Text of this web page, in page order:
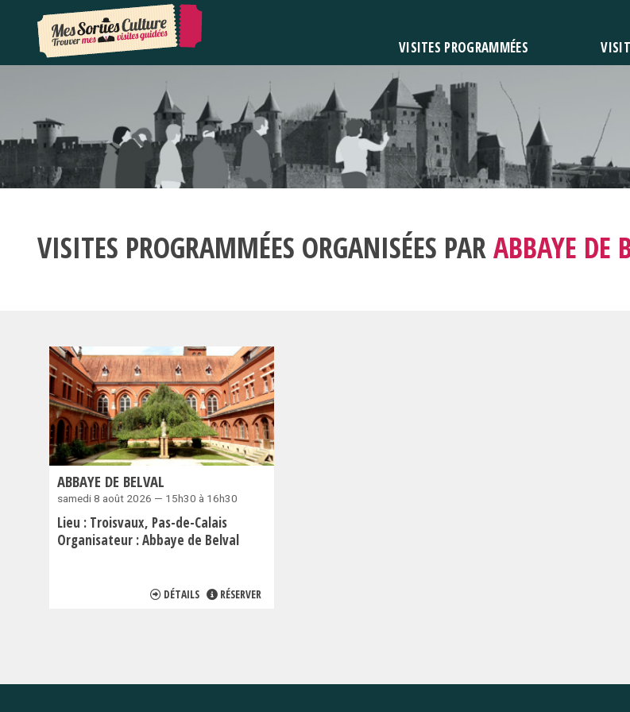
VISITES PROGRAMMÉES
VISITES PROGRAMMÉES ORGANISÉES PARABBAYE DE
ABBAYE DE BELVAL
samedi 8 août 2026 — 15h30 à 16h30
Lieu : Troisvaux Pas-de-Calais
Organisateur :Abbaye de Belval
DÉTAILS RÉSERVER